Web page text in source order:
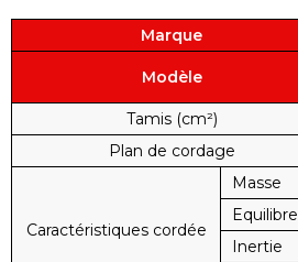
Marque
Modèle
Tamis (cm²)
Plan de cordage
Caractéristiques cordée
Masse
Equilibre
Inertie